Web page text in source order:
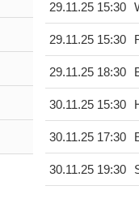
29.11.25 15:30
29.11.25 15:30
29.11.25 18:30
30.11.25 15:30
30.11.25 17:30
30.11.25 19:30